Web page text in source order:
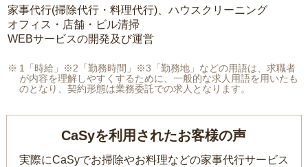
家事代行(掃除代行・料理代行)、ハウスクリーニング
オフィス・店舗・ビル清掃
WEBサービスの開発及び運営
1「時給」※2「勤務時間」※3「勤務地」などの用語は、求職者
が内容を理解しやすくするために、一般的な求人用語を用いたも
のとなり、契約形態は業務委託での求人となります。
CaSyを利用されたお客様の声
実際にCaSyでお掃除やお料理などの家事代行サービス